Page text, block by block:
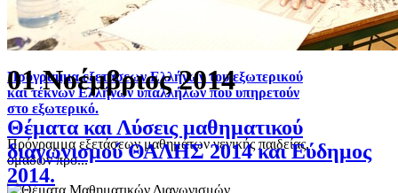
Πρόγραμμα εξετάσεων Ελλήνων του εξωτερικού
και τέκνων Ελλήνων υπαλλήλων που υπηρετούν
στο εξωτερικό.
Πρόγραμμα εξετάσεων μαθημάτων γενικής παιδείας,
ομάδων προ...
01 Νοέμβριος 2014
Θέματα και Λύσεις μαθηματικού
διαγωνισμού ΘΑΛΗΣ 2014 και Εύδημος
2014.